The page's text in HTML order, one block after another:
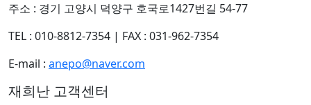
주소 : 경기 고양시 덕양구 호국로1427번길 54-77
TEL : 010-8812-7354 | FAX : 031-962-7354
E-mail : anepo@naver.com
재희난 고객센터